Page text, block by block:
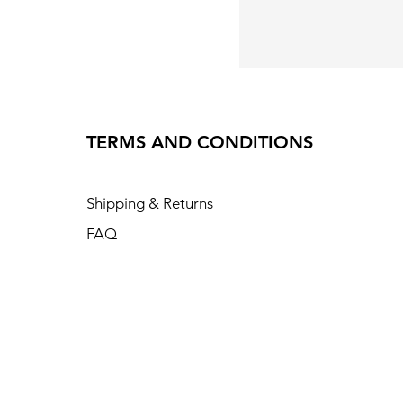
TERMS AND CONDITIONS
Shipping & Returns
FAQ